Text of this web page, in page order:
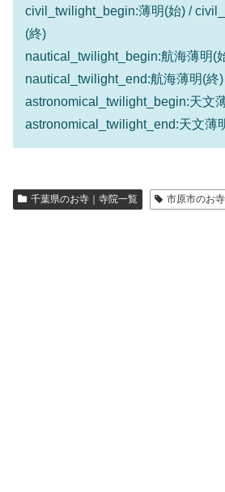
civil_twilight_begin:薄明(始) /
(終)
nautical_twilight_begin:航海薄明(
nautical_twilight_end:航海薄明(終)
astronomical_twilight_begin:天文
astronomical_twilight_end:天文薄
千葉県のお寺｜寺院一覧 市原市のお